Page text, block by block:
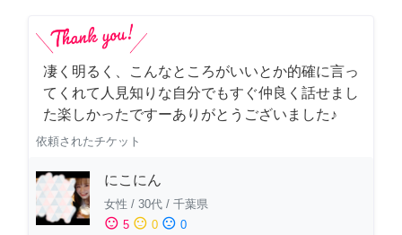
凄く明るく、こんなところがいいとか的確に言っ
てくれて人見知りな自分でもすぐ仲良く話せまし
た楽しかったですーありがとうございました♪
依頼されたチケット
にこにん
女性 / 30代 / 千葉県
sentiment_satisfied 5 sentiment_neutral 0 sentiment_dissatisfied 0